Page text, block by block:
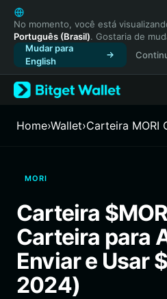
English
日本語
Tiếng Việt
Русский
Español (Latinoamérica)
Türkçe
Français
繁體中文
Bahasa Indonesia
ภาษาไทย
हिन्दी
Español
Português (Brasil)
No momento, você está
Português (Brasil). Gostaria de
Mudar para
English
Home›Wallet›Carteira MORI
MORI
Carteira
Carteira para
Enviar e Usar
2024)